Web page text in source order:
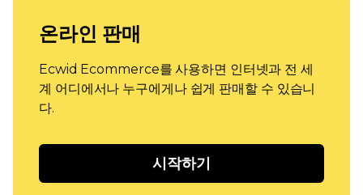
온라인 판매
Ecwid Ecommerce를 사용하면 인터넷과 전 세
계 어디에서나 누구에게나 쉽게 판매할 수 있습니
다.
시작하기